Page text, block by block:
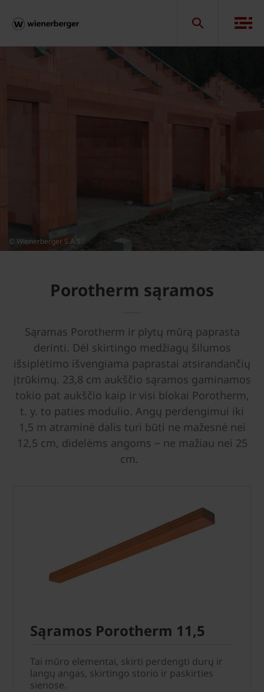
© Wienerberger S.A.S.
Porotherm sąramos
Sąramas Porotherm ir plytų mūrą paprasta
derinti. Dėl skirtingo medžiagų šilumos
išsiplėtimo išvengiama paprastai atsirandančių
įtrūkimų. 23,8 cm aukščio sąramos gaminamos
tokio pat aukščio kaip ir visi blokai Porotherm,
t. y. to paties modulio. Angų perdengimui iki
1,5 m atraminė dalis turi būti ne mažesnė nei
12,5 cm, didelėms angoms − ne mažiau nei 25
cm.
Sąramos Porotherm 11,5
Tai mūro elementai, skirti perdengti durų ir
langų angas, skirtingo storio ir paskirties
sienose.